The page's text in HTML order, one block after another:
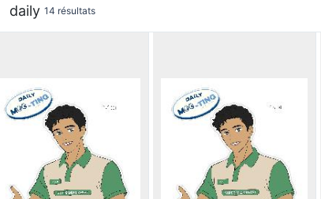
daily 14 résultats